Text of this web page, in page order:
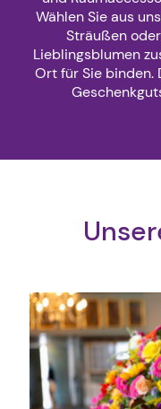
Wählen Sie aus
Sträußen
Lieblingsblumen
Ort für Sie binden.